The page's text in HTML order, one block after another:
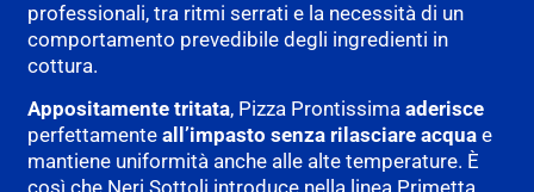
professionali, tra ritmi serrati e la necessità di un
comportamento prevedibile degli ingredienti in
cottura.
Appositamente tritata, Pizza Prontissimaaderisce
perfettamenteall’impasto senza rilasciare acqua e
mantiene uniformità anche alle alte temperature. È